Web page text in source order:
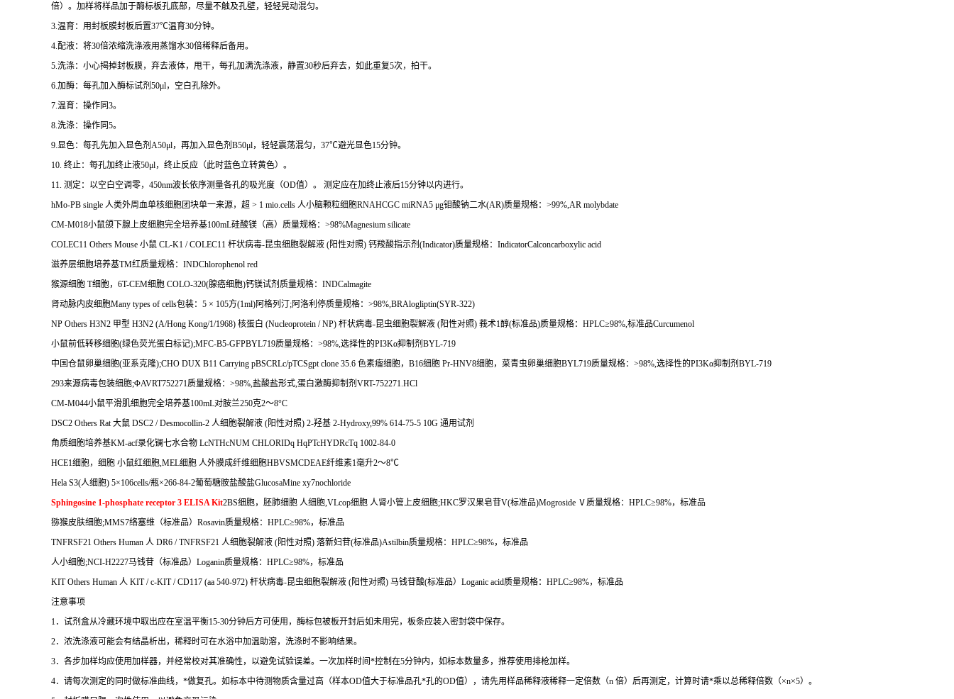
倍）。加样将样品加于酶标板孔底部，尽量不触及孔壁，轻轻晃动混匀。
3. 温育：用封板膜封板后置37℃温育30分钟。
4. 配液：将30倍浓缩洗涤液用蒸馏水30倍稀释后备用。
5. 洗涤：小心揭掉封板膜，弃去液体，甩干，每孔加满洗涤液，静置30秒后弃去，如此重复5次，拍干。
6. 加酶：每孔加入酶标试剂 50μl，空白孔除外。
7. 温育：操作同3。
8. 洗涤：操作同5。
9. 显色：每孔先加入显色剂 A50μl，再加入显色剂 B50μl，轻轻震荡混匀， 37℃避光显色15分钟。
10. 终止：每孔加终止液50μl，终止反应（此时蓝色立转黄色）。
11. 测定：以空白空调零， 450nm波长依序测量各孔的吸光度（OD值）。 测定应在加终止液后15分钟以内进行。
hMo-PB single 人类外周血单核细胞团块单一来源，超 > 1 mio.cells 人小脑颗粒细胞RNAHCGC miRNA5 μg钼酸钠二水(AR)质量规格： >99%,AR molybdate
CM-M018小鼠颌下腺上皮细胞完全培养基100mL硅酸镁（高）质量规格： >98%Magnesium silicate
COLEC11 Others Mouse 小鼠 CL-K1 / COLEC11 杆状病毒-昆虫细胞裂解液 (阳性对照) 钙羧酸指示剂 (Indicator)质量规格： IndicatorCalconcarboxylic acid
滋养层细胞培养基TM红质量规格： INDChlorophenol red
猴源细胞 T细胞， 6T-CEM细胞 COLO-320(腺癌细胞)钙镁试剂质量规格： INDCalmagite
肾动脉内皮细胞Many types of cells包装： 5 × 105方(1ml)阿格列汀;阿洛利停质量规格： >98%,BRAlogliptin(SYR-322)
NP Others H3N2 甲型 H3N2 (A/Hong Kong/1/1968) 核蛋白 (Nucleoprotein / NP) 杆状病毒-昆虫细胞裂解液 (阳性对照) 莪术1醇(标准品)质量规格： HPLC≥98%, 标准品Curcumenol
小鼠前低转移细胞(绿色荧光蛋白标记);MFC-B5-GFPBYL719质量规格： >98%, 选择性的PI3Kα抑制剂 BYL-719
中国仓鼠卵巢细胞(亚系克隆);CHO DUX B11 Carrying pBSCRLc/pTCSgpt clone 35.6 色素瘤细胞， B16细胞 Pr-HNV8细胞，菜青虫卵巢细胞BYL719质量规格： >98%, 选择性的PI3Kα抑制剂 BYL-719
293来源病毒包装细胞;ΦAVRT752271 质量规格： >98%, 盐酸盐形式 蛋白激酶抑制剂 VRT-752271.HCl
CM-M044小鼠平滑肌细胞完全培养基100mL对胺兰250克2～8°C
DSC2 Others Rat 大鼠 DSC2 / Desmocollin-2 人细胞裂解液 (阳性对照) 2-羟基 2-Hydroxy,99% 614-75-5 10G 通用试剂
角质细胞培养基KM-acf录化镧七水合物 LcNTHcNUM CHLORIDq HqPTcHYDRcTq 1002-84-0
HCE1细胞，细胞 小鼠红细胞 ,MEL细胞 人外膜成纤维细胞HBVSMCDEAE纤维素1毫升2～8℃
Hela S3(人细胞) 5×106cells/瓶×266-84-2葡萄糖胺盐酸盐GlucosaMine xy7nochloride
Sphingosine 1-phosphate receptor 3 ELISA Kit2BS细胞，胚肺细胞 人细胞 ,VLcop细胞 人肾小管上皮细胞;HKC罗汉果皂苷V(标准品)Mogroside Ⅴ质量规格： HPLC≥98%，标准品
猕猴皮肤细胞;MMS7络塞维（标准品） Rosavin质量规格： HPLC≥98%，标准品
TNFRSF21 Others Human 人 DR6 / TNFRSF21 人细胞裂解液 (阳性对照) 落新妇苷(标准品)Astilbin质量规格： HPLC≥98%，标准品
人小细胞;NCI-H2227马钱苷（标准品） Loganin质量规格： HPLC≥98%，标准品
KIT Others Human 人 KIT / c-KIT / CD117 (aa 540-972) 杆状病毒-昆虫细胞裂解液 (阳性对照) 马钱苷酸(标准品） Loganic acid质量规格： HPLC≥98%，标准品
注意事项
1 ．试剂盒从冷藏环境中取出应在室温平衡15-30分钟后方可使用，酶标包被板开封后如未用完，板条应装入密封袋中保存。
2．浓洗涤液可能会有结晶析出，稀释时可在水浴中加温助溶，洗涤时不影响结果。
3．各步加样均应使用加样器，并经常校对其准确性，以避免试验误差。一次加样时间*控制在5分钟内，如标本数量多，推荐使用排枪加样。
4．请每次测定的同时做标准曲线， *做复孔。如标本中待测物质含量过高（样本OD值大于标准品孔*孔的OD值），请先用样品稀释液稀释一定倍数（n 倍）后再测定，计算时请*乘以总稀释倍数（×n×5）。